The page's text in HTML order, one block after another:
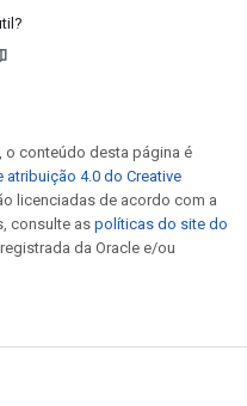
o conteúdo desta página é
atribuição 4.0 do Creative
licenciadas de acordo com a
consulte as políticas do site do
da Oracle e/ou